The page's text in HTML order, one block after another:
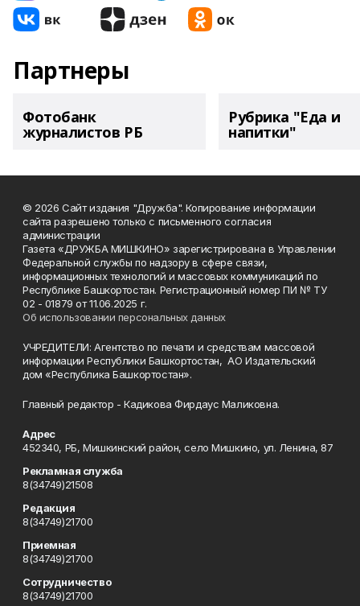
Партнеры
Фотобанк
журналистов РБ
Рубрика "Еда и
напитки"
© 2026 Сайт издания "Дружба". Копирование информации
сайта разрешено только с письменного согласия
администрации
Газета «ДРУЖБА МИШКИНО» зарегистрирована в Управлении
Федеральной службы по надзору в сфере связи,
информационных технологий и массовых коммуникаций по
Республике Башкортостан. Регистрационный номер ПИ № ТУ
02 - 01879 от 11.06.2025 г.
Об использовании персональных данных
УЧРЕДИТЕЛИ: Агентство по печати и средствам массовой
информации Республики Башкортостан, АО Издательский
дом «Республика Башкортостан».
Главный редактор - Кадикова Фирдаус Маликовна.
Адрес
452340, РБ, Мишкинский район, село Мишкино, ул. Ленина, 87
Рекламная служба
8(34749)21508
Редакция
8(34749)21700
Приемная
8(34749)21700
Сотрудничество
8(34749)21700